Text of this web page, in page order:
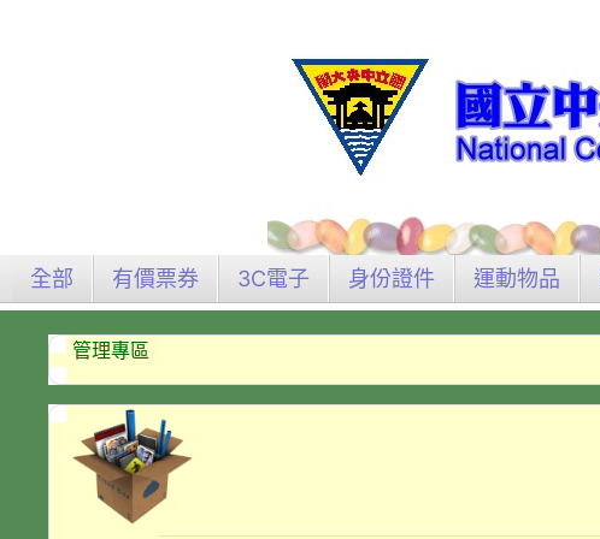
全部 有價票券 3C電子 身份證件 運動物品
管理專區